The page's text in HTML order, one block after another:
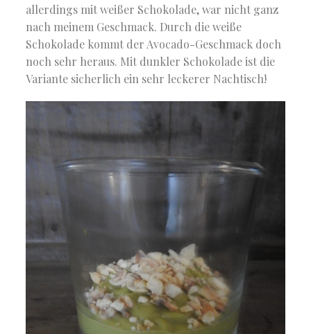
allerdings mit weißer Schokolade, war nicht ganz
nach meinem Geschmack. Durch die weiße
Schokolade kommt der Avocado-Geschmack doch
noch sehr heraus. Mit dunkler Schokolade ist die
Variante sicherlich ein sehr leckerer Nachtisch!